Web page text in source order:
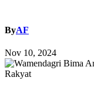
ByAF
Nov 10, 2024